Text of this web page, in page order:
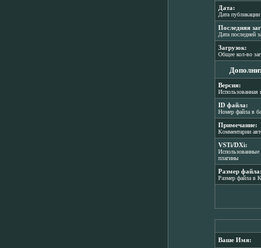
Дата:
Дата публикации
Последняя
Дата последней
Загрузок:
Общее кол-во
Версия:
Использованная
ID файла:
Номер файла в
Примечание:
Комментарии
VSTi/DXi:
Использованные
плагины
Размер файла:
Размер файла в
Ваше Имя: